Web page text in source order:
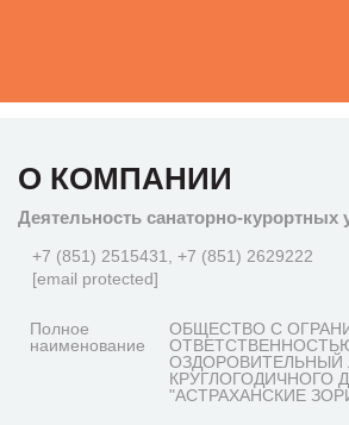
О КОМПАНИИ
Деятельность санаторно-курортных
+7 (851) 2515431, +7 (851) 2629222
[email protected]
Полное
наименование
ОБЩЕСТВО С
ОЗДОРОВИТЕЛЬНЫЙ
КРУГЛОГОДИЧНОГО
"АСТРАХАНСКИЕ